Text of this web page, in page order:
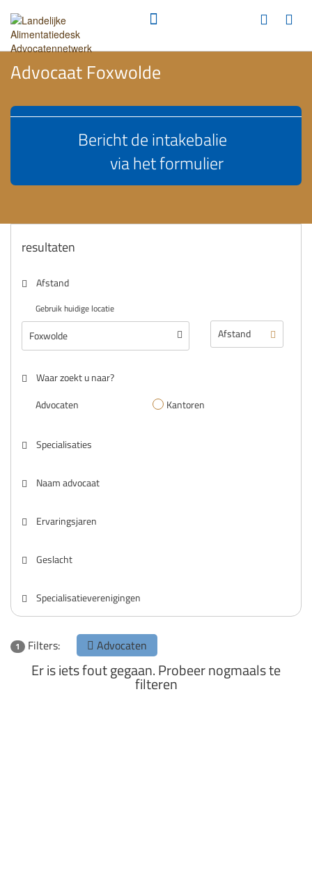
Advocaat Foxwolde
Bericht de intakebalie
via het formulier
resultaten
Afstand
Gebruik huidige locatie
Waar zoekt u naar?
Advocaten
Kantoren
Specialisaties
Naam advocaat
Ervaringsjaren
Geslacht
Specialisatieverenigingen
1 Filters: Advocaten
Er is iets fout gegaan. Probeer nogmaals te
filteren